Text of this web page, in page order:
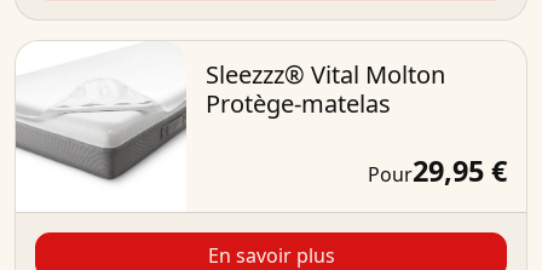
Sleezzz® Vital Molton
Protège-matelas
Pour29,95 €
En savoir plus